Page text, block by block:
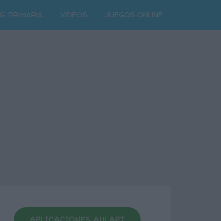
PRIMARIA VIDEOS JUEGOS ONLINE